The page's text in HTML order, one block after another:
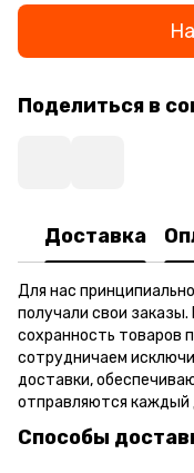
Поделиться в
Доставка
Для нас
получали свои
сохранность товаров
сотрудничаем
доставки,
отправляются каждый
Способы